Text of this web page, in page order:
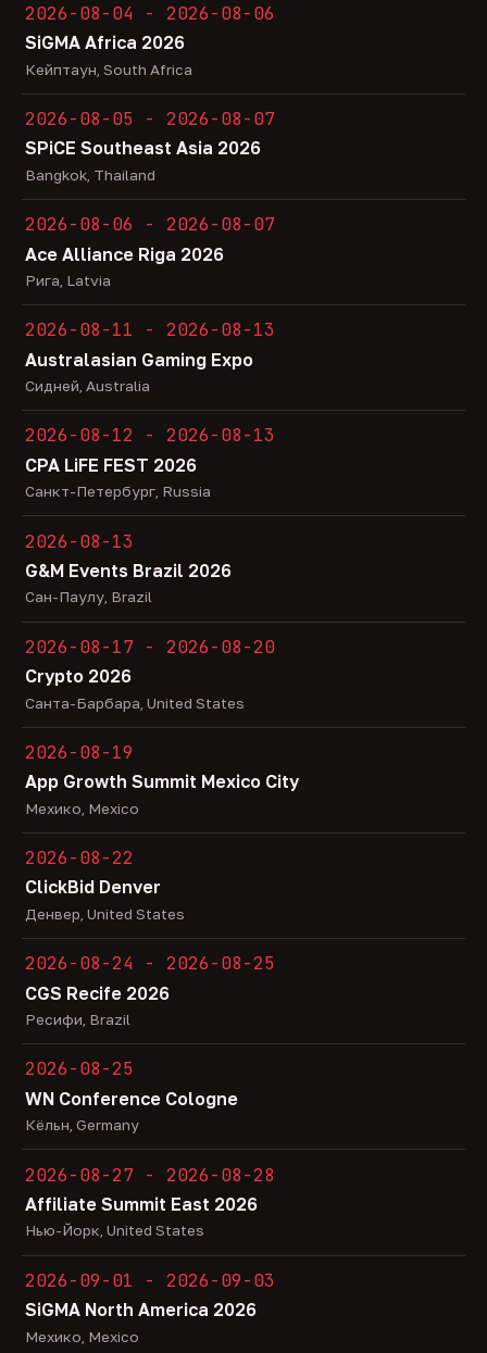
2026-08-04 - 2026-08-06
SiGMA Africa 2026
Кейптаун, South Africa
2026-08-05 - 2026-08-07
SPiCE Southeast Asia 2026
Bangkok, Thailand
2026-08-06 - 2026-08-07
Ace Alliance Riga 2026
Рига, Latvia
2026-08-11 - 2026-08-13
Australasian Gaming Expo
Сидней, Australia
2026-08-12 - 2026-08-13
CPA LiFE FEST 2026
Санкт-Петербург, Russia
2026-08-13
G&M Events Brazil 2026
Сан-Паулу, Brazil
2026-08-17 - 2026-08-20
Crypto 2026
Санта-Барбара, United States
2026-08-19
App Growth Summit Mexico City
Мехико, Mexico
2026-08-22
ClickBid Denver
Денвер, United States
2026-08-24 - 2026-08-25
CGS Recife 2026
Ресифи, Brazil
2026-08-25
WN Conference Cologne
Кёльн, Germany
2026-08-27 - 2026-08-28
Affiliate Summit East 2026
Нью-Йорк, United States
2026-09-01 - 2026-09-03
SiGMA North America 2026
Мехико, Mexico